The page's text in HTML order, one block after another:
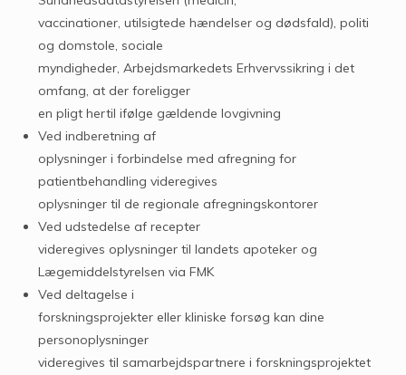
vaccinationer, utilsigtede hændelser og dødsfald), politi
og domstole, sociale
myndigheder, Arbejdsmarkedets Erhvervssikring i det
omfang, at der foreligger
en pligt hertil ifølge gældende lovgivning
Ved indberetning af
oplysninger i forbindelse med afregning for
patientbehandling videregives
oplysninger til de regionale afregningskontorer
Ved udstedelse af recepter
videregives oplysninger til landets apoteker og
Lægemiddelstyrelsen via FMK
Ved deltagelse i
forskningsprojekter eller kliniske forsøg kan dine
personoplysninger
videregives til samarbejdspartnere i forskningsprojektet